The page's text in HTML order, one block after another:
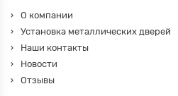
О компании
Установка металлических дверей
Наши контакты
Новости
Отзывы